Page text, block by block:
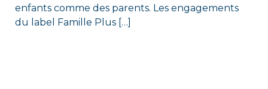
enfants comme des parents. Les engagements
du label Famille Plus […]